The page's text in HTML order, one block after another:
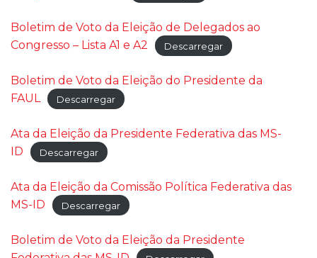
Boletim de Voto da Eleição de Delegados ao
Congresso – Lista A1 e A2
Descarregar
Boletim de Voto da Eleição do Presidente da
FAUL
Descarregar
Ata da Eleição da Presidente Federativa das MS-
ID
Descarregar
Ata da Eleição da Comissão Política Federativa das
MS-ID
Descarregar
Boletim de Voto da Eleição da Presidente